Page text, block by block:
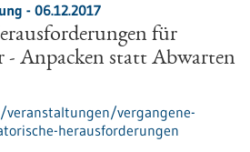
- 06.12.2017
für
- Anpacken statt Abwarten
vergangene-
herausforderungen